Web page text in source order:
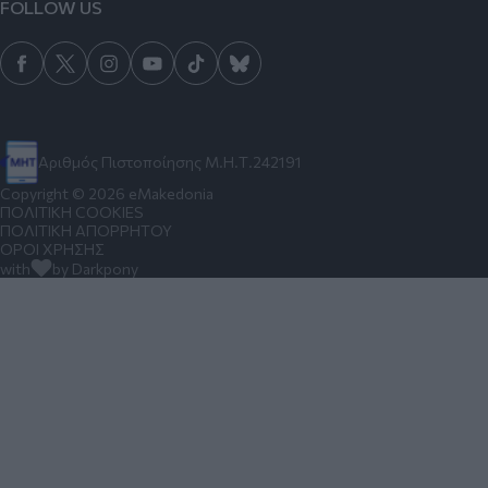
Αριθμός Πιστοποίησης Μ.Η.Τ.242191
FOLLOW US
Copyright © 2026 eMakedonia
ΠΟΛΙΤΙΚΗ COOKIES
ΠΟΛΙΤΙΚΗ ΑΠΟΡΡΗΤΟΥ
ΟΡΟΙ ΧΡΗΣΗΣ
with
by Darkpony